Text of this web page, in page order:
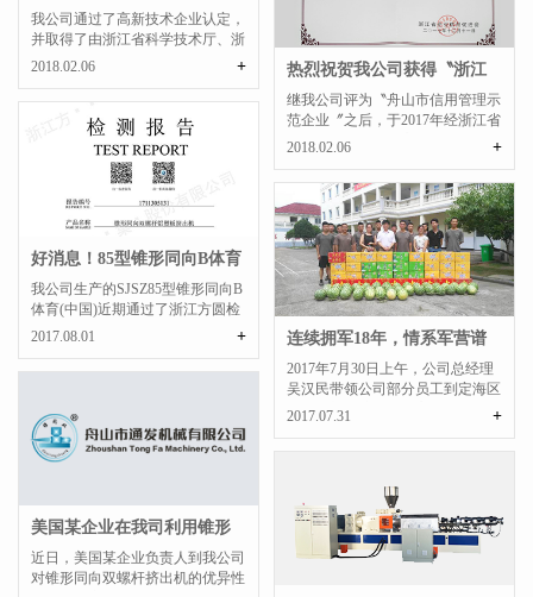
技术企业》荣誉证...
我公司通过了高新技术企业认定，
并取得了由浙江省科学技术厅、浙
江省财政厅、浙江省国...
2018.02.06 +
热烈祝贺我公司获得〝浙江
省信用管理示范企...
继我公司评为〝舟山市信用管理示
范企业〞之后，于2017年经浙江省
企业信用促进会的审查...
2018.02.06 +
好消息！85型锥形同向B体育
(中国)经...
我公司生产的SJSZ85型锥形同向B
体育(中国)近期通过了浙江方圆检
测集团的检测，...
2017.08.01 +
连续拥军18年，情系军营谱
写军民鱼水情
2017年7月30日上午，公司总经理
吴汉民带领公司部分员工到定海区
盐仓某部队驻地，向官...
2017.07.31 +
美国某企业在我司利用锥形
同向双螺杆挤出机...
近日，美国某企业负责人到我公司
对锥形同向双螺杆挤出机的优异性